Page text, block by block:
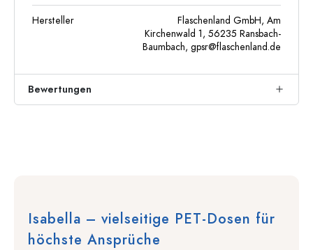
Hersteller
Flaschenland GmbH, Am
Kirchenwald 1, 56235 Ransbach-
Baumbach, gpsr@flaschenland.de
Bewertungen
Isabella – vielseitige PET-Dosen für
höchste Ansprüche